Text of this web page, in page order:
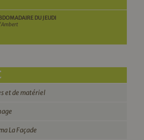
DU JEUDI
et de matériel
La Façade